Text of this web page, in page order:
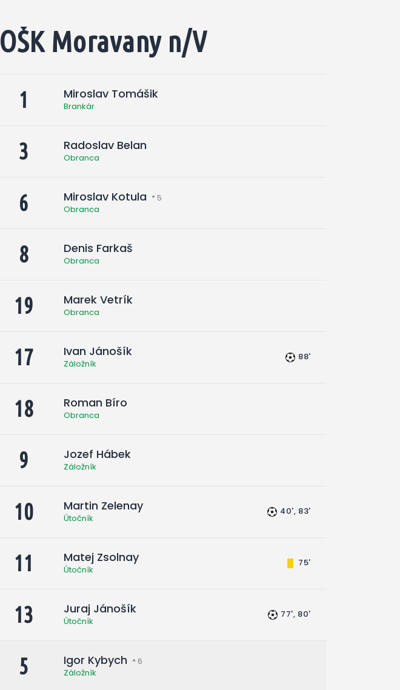
OŠK Moravany n/V
1 Miroslav Tomášik
Brankár
3 Radoslav Belan
Obranca
6 Miroslav Kotula
5
Obranca
8 Denis Farkaš
Obranca
19 Marek Vetrík
Obranca
17 Ivan Jánošík
Záložník
88'
18 Roman Bíro
Obranca
9 Jozef Hábek
Záložník
10 Martin Zelenay
Útočník
40', 83'
11 Matej Zsolnay
Útočník
75'
13 Juraj Jánošík
Útočník
77', 80'
5 Igor Kybych
6
Záložník